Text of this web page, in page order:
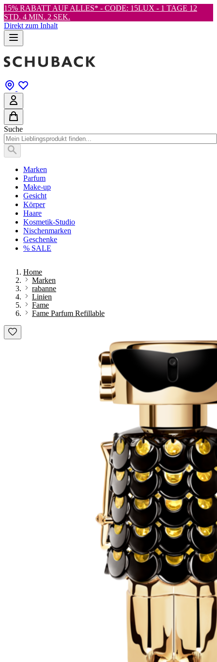
15% RABATT AUF ALLES* - CODE: 15LUX - 1 TAGE 12
STD. 4 MIN. 1 SEK.
Direkt zum Inhalt
Suche
Marken
Parfum
Make-up
Gesicht
Körper
Haare
Kosmetik-Studio
Nischenmarken
Geschenke
% SALE
Home
Marken
rabanne
Linien
Fame
Fame Parfum Refillable